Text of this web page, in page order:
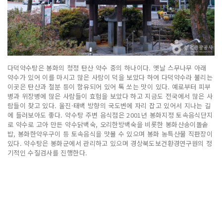
다덕약수탕은 봉화의 청정 탄산 약수 중의 하나이다. 옛날 스무나무 아래
약수가 있어 이를 마시고 많은 사람이 덕을 보았다 하여 다덕약수라 불리는
이곳은 탄산과 철분 등이 함유되어 있어 톡 쏘는 맛이 있다. 예로부터 피부
병과 위장병에 많은 사람들이 효험을 보았다 하고 지금도 전국에서 많은 사
람들이 찾고 있다. 울진·태백 방향의 국도변에 자리 잡고 있어서 지나는 길
에 들러보아도 좋다. 약수탕 주변 음식점은 2001년 봉화지정 토속음식단지
로 약수로 고아 만든 약수닭백숙, 오리한방백숙을 비롯한 봉화산송이돌솥
밥, 봉화한약우구이 등 토속음식을 맛볼 수 있으며 봉화 농특산물 직판장이
있다. 약수탕은 봉화군에서 관리하고 있으며 경상북도보건환경연구원의 정
기적인 수질검사를 진행한다.